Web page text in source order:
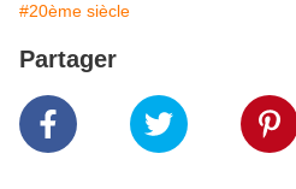
#20ème siècle
Partager